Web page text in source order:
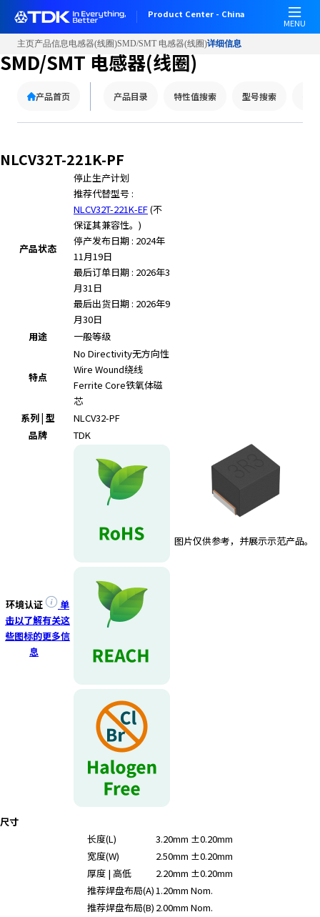
Product Center - China
MENU
主页产品信息电感器(线圈)SMD/SMT 电感器(线圈)详细信息
SMD/SMT 电感器(线圈)
产品首页 产品目录 特性值搜索 型号搜索
NLCV32T-221K-PF
产品状态
停止生产计划
推荐代替型号 :
NLCV32T-221K-EF(不
保证其兼容性。)
停产发布日期 : 2024年
11月19日
最后订单日期 : 2026年3
月31日
最后出货日期 : 2026年9
月30日
用途
一般等级
特点
No Directivity无方向性
Wire Wound绕线
Ferrite Core铁氧体磁
芯
系列 | 型
NLCV32-PF
品牌
TDK
环境认证
单
击以了解有关这
些图标的更多信
息
图片仅供参考，并展示示范产品。
尺寸
长度(L)
3.20mm ±0.20mm
宽度(W)
2.50mm ±0.20mm
厚度 | 高低
2.20mm ±0.20mm
推荐焊盘布局(A)1.20mm Nom.
推荐焊盘布局(B) 2.00mm Nom.